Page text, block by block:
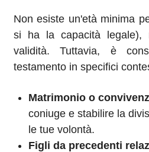
Non esiste un'età minima
si ha la capacità legale),
validità. Tuttavia, è
testamento in specifici
Matrimonio o
coniuge e stabilire la
le tue volontà.
Figli da precedenti